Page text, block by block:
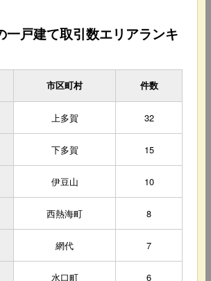
一戸建て取引数エリアランキ
市区町村 件数
上多賀 32
下多賀 15
伊豆山 10
西熱海町 8
網代 7
水口町 6